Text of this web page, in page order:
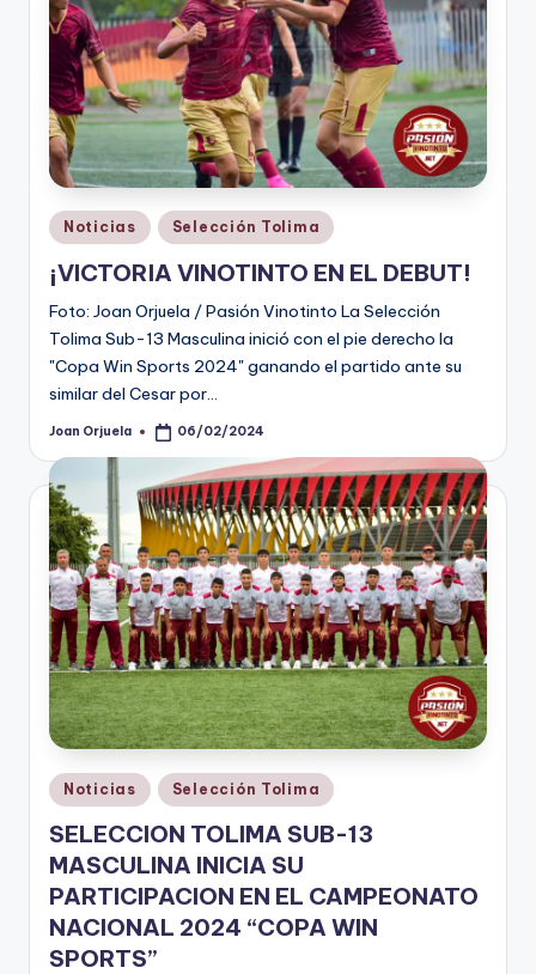
Publicado
en
Noticias Selección Tolima
¡VICTORIA VINOTINTO EN EL DEBUT!
Foto: Joan Orjuela / Pasión Vinotinto La Selección
Tolima Sub-13 Masculina inició con el pie derecho la
"Copa Win Sports 2024" ganando el partido ante su
similar del Cesar por…
Publicado
Joan Orjuela 06/02/2024
Publicado
en
Noticias Selección Tolima
SELECCION TOLIMA SUB-13
MASCULINA INICIA SU
PARTICIPACION EN EL CAMPEONATO
NACIONAL 2024 “COPA WIN
SPORTS”